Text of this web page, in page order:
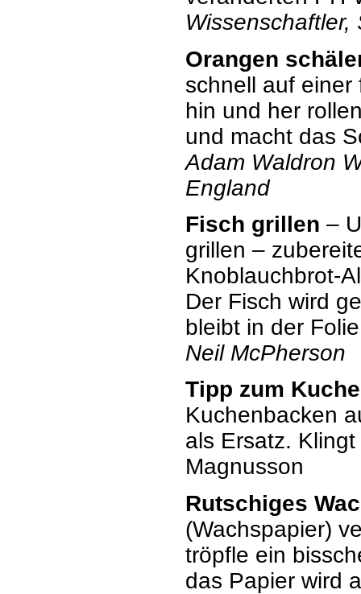
Orangen
schnell auf
hin und her
und macht das
Adam Waldron
England
Fisch grillen –
grillen –
Knoblauchbrot-
Der Fisch wird
bleibt in der
Neil McPherson
Tipp zum
Kuchenbacken
als Ersatz.
Magnusson
Rutschiges
(Wachspapier)
tröpfle ein
das Papier wird